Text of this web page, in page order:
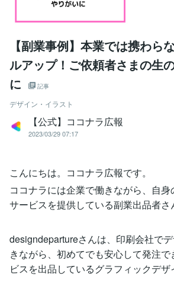
【副業事例】本業では携わら
ルアップ！ご依頼者さまの生
に
記事
デザイン・イラスト
【公式】ココナラ広報
2023/03/29 07:17
こんにちは。ココナラ広報です。
ココナラには企業で働きながら、自
サービスを提供している副業出品者さ
designdepartureさんは、印刷会社で
きながら、初めてでも安心して発注
ビスを出品しているグラフィックデザ